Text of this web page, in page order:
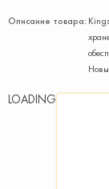
Описание товара:
LOADING